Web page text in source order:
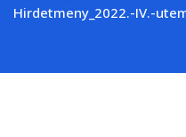
Hirdetmeny_2022.-IV.-